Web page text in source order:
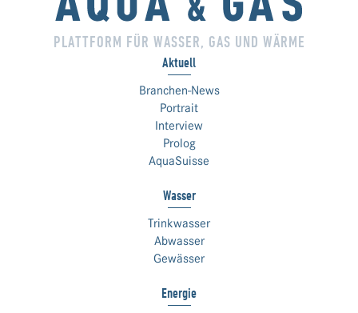
PLATTFORM FÜR WASSER, GAS UND WÄRME
Aktuell
Branchen-News
Portrait
Interview
Prolog
AquaSuisse
Wasser
Trinkwasser
Abwasser
Gewässer
Energie